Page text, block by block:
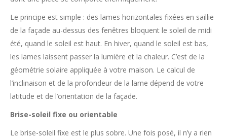
Le principe est simple : des lames horizontales fixées en saillie
de la façade au-dessus des fenêtres bloquent le soleil de midi
été, quand le soleil est haut. En hiver, quand le soleil est bas,
les lames laissent passer la lumière et la chaleur. C’est de la
géométrie solaire appliquée à votre maison. Le calcul de
l’inclinaison et de la profondeur de la lame dépend de votre
latitude et de l’orientation de la façade.
Brise-soleil fixe ou orientable
Le brise-soleil fixe est le plus sobre. Une fois posé, il n’y a rien